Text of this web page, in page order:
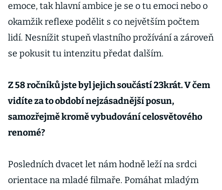
emoce, tak hlavní ambice je se o tu emoci nebo o
okamžik reflexe podělit s co největším počtem
lidí. Nesnížit stupeň vlastního prožívání a zároveň
se pokusit tu intenzitu předat dalším.
Z 58 ročníků jste byl jejich součástí 23krát. V čem
vidíte za to období nejzásadnější posun,
samozřejmě kromě vybudování celosvětového
renomé?
Posledních dvacet let nám hodně leží na srdci
orientace na mladé filmaře. Pomáhat mladým